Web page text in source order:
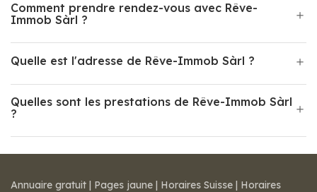
Comment prendre rendez-vous avec Rêve-
Immob Sàrl ?
Quelle est l'adresse de Rêve-Immob Sàrl ?
Quelles sont les prestations de Rêve-Immob Sàrl
?
Annuaire gratuit | Pages jaune | Horaires Suisse | Horaires